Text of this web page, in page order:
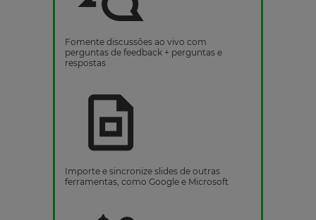
Fomente discussões ao vivo com
perguntas de feedback + perguntas e
respostas
Importe e sincronize slides de outras
ferramentas, como Google e Microsoft